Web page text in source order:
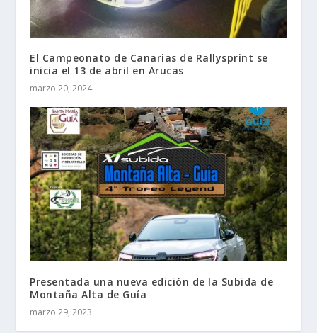
El Campeonato de Canarias de Rallysprint se
inicia el 13 de abril en Arucas
marzo 20, 2024
Presentada una nueva edición de la Subida de
Montaña Alta de Guía
marzo 29, 2023